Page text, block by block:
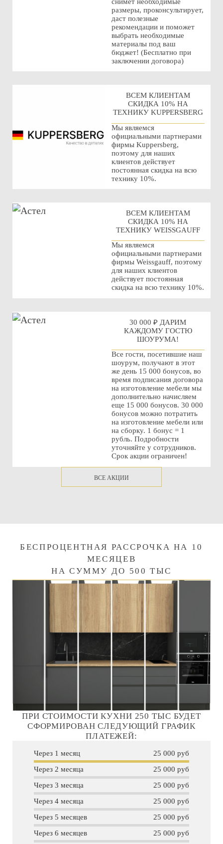
размеры, проконсультирует,
даст полезные
рекомендации и поможет
выбрать необходимые
материалы под ваш
бюджет! (Бесплатно при
заключении договора)
ВСЕМ КЛИЕНТАМ
СКИДКА 10% НА
ТЕХНИКУ KUPPERSBERG
Мы являемся
официальными партнерами
фирмы Kuppersberg,
поэтому для наших
клиентов действует
постоянная скидка на всю
технику 10%.
ВСЕМ КЛИЕНТАМ
СКИДКА 10% НА
ТЕХНИКУ WEISSGAUFF
Мы являемся
официальными партнерами
фирмы Weissgauff, поэтому
для наших клиентов
действует постоянная
скидка на всю технику 10%.
30 000 ₽ ДАРИМ
КАЖДОМУ ГОСТЮ
ШОУРУМА!
Все гости, посетившие наш
шоурум, получают в этот
же день 15 000 бонусов, во
время подписания договора
на изготовление мебели мы
дополнительно начисляем
еще 15 000 бонусов. 30 000
бонусов можно потратить
на изготовление мебели или
на сборку. 1 бонус = 1
рубль. Подробности
уточняйте у сотрудников.
Срок акции ограничен!
ВСЕ АКЦИИ
БЕСПРОЦЕНТНАЯ РАССРОЧКА НА 10
МЕСЯЦЕВ
НА СУММУ ДО 500 ТЫС
ПРИ СТОИМОСТИ КУХНИ 250 ТЫС БУДЕТ
СФОРМИРОВАН СЛЕДУЮЩИЙ ГРАФИК
ПЛАТЕЖЕЙ:
Через 1 месяц
25 000 руб
Через 2 месяца
25 000 руб
Через 3 месяца
25 000 руб
Через 4 месяца
25 000 руб
Через 5 месяцев
25 000 руб
Через 6 месяцев
25 000 руб